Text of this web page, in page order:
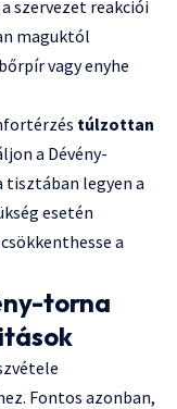
szervezet reakciói
maguktól
vagy enyhe
túlzottan
a Dévény-
tisztában legyen a
esetén
a
torna
Fontos azonban,